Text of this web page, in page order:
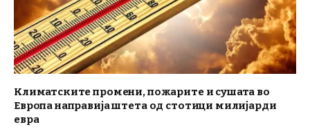
Климатските промени, пожарите и сушата во
Европа направија штета од стотици милијарди
евра